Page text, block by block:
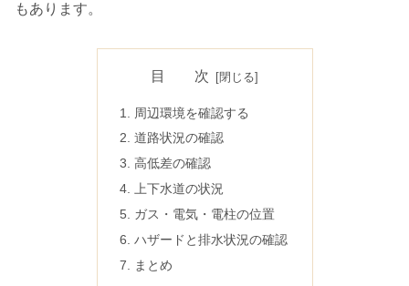
もあります。
目 次
周辺環境を確認する
道路状況の確認
高低差の確認
上下水道の状況
ガス・電気・電柱の位置
ハザードと排水状況の確認
まとめ